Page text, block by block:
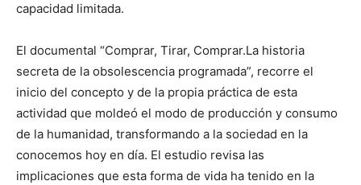
capacidad limitada.
El documental “Comprar, Tirar, Comprar.La historia
secreta de la obsolescencia programada”, recorre el
inicio del concepto y de la propia práctica de esta
actividad que moldeó el modo de producción y consumo
de la humanidad, transformando a la sociedad en la
conocemos hoy en día. El estudio revisa las
implicaciones que esta forma de vida ha tenido en la